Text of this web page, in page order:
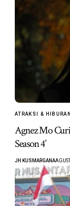
ATRAKSI &
Agnez Mo Curi
Season 4’
JH KUSMARGANA